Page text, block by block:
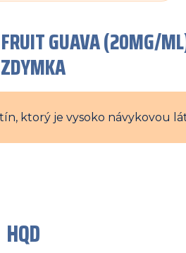
GUAVA (20MG/
ktorý je vysoko návykovou
HQD